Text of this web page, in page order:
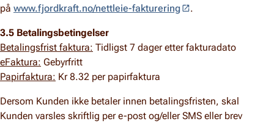
på www.fjordkraft.no/nettleie-fakturering .
3.5 Betalingsbetingelser
Betalingsfrist faktura: Tidligst 7 dager etter fakturadato
eFaktura: Gebyrfritt
Papirfaktura: Kr 8.32 per papirfaktura
Dersom Kunden ikke betaler innen betalingsfristen, skal
Kunden varsles skriftlig per e-post og/eller SMS eller brev